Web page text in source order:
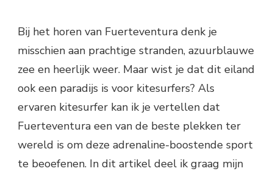
Bij het horen van Fuerteventura denk je
misschien aan prachtige stranden, azuurblauwe
zee en heerlijk weer. Maar wist je dat dit eiland
ook een paradijs is voor kitesurfers? Als
ervaren kitesurfer kan ik je vertellen dat
Fuerteventura een van de beste plekken ter
wereld is om deze adrenaline-boostende sport
te beoefenen. In dit artikel deel ik graag mijn